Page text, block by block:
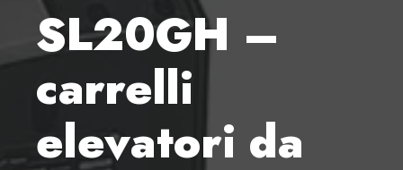
SL20GH –
carrelli
elevatori da